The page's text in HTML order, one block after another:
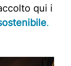
qui i
.